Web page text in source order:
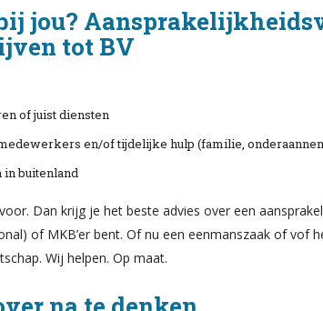
jou?
tot BV
of juist diensten
en/of tijdelijke hulp (familie,
buitenland
Dan krijg je het beste advies over een
of MKB’er bent. Of nu een eenmanszaak of vof
Wij helpen. Op maat.